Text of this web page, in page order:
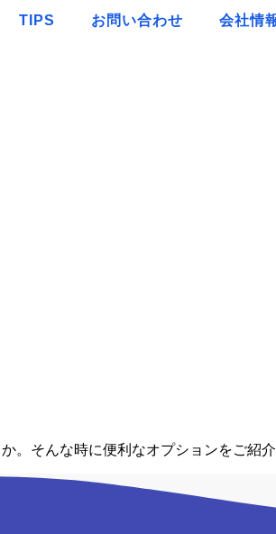
TIPS お問い合わせ 会社情
。そんな時に便利なオプションをご紹